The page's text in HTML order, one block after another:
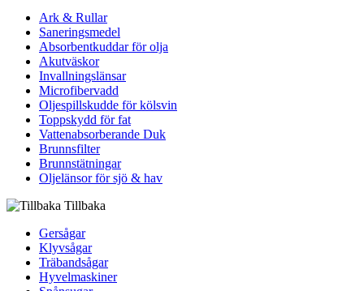
Ark & Rullar
Saneringsmedel
Absorbentkuddar för olja
Akutväskor
Invallningslänsar
Microfibervadd
Oljespillskudde för kölsvin
Toppskydd för fat
Vattenabsorberande Duk
Brunnsfilter
Brunnstätningar
Oljelänsor för sjö & hav
Tillbaka
Gersågar
Klyvsågar
Träbandsågar
Hyvelmaskiner